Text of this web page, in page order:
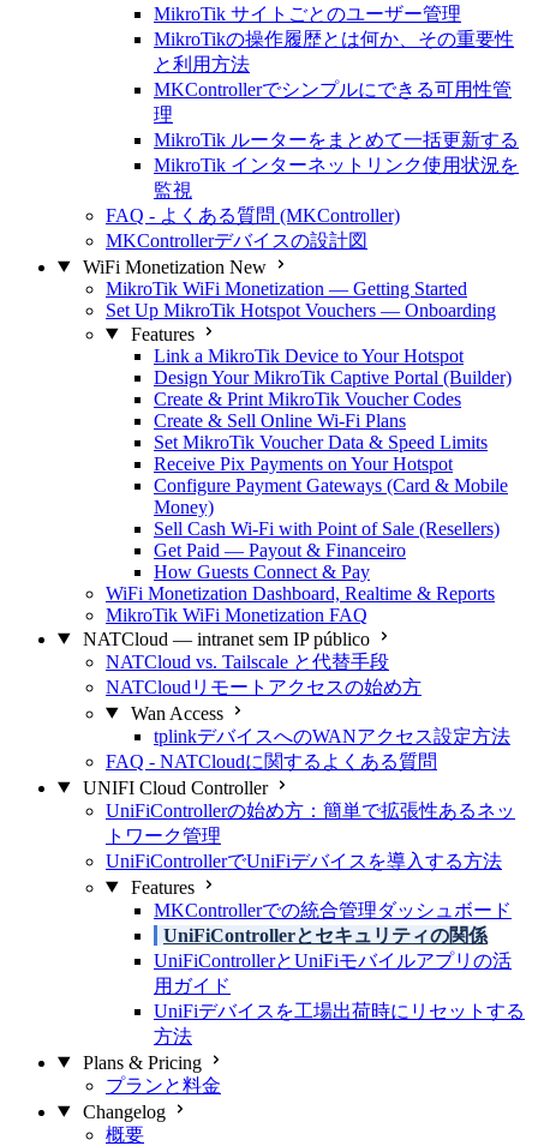
MikroTik サイトごとのユーザー管理
MikroTikの操作履歴とは何か、その重要性
と利用方法
MKControllerでシンプルにできる可用性管
理
MikroTik ルーターをまとめて一括更新する
MikroTik インターネットリンク使用状況を
監視
FAQ - よくある質問 (MKController)
MKControllerデバイスの設計図
WiFi Monetization New
MikroTik WiFi Monetization — Getting Started
Set Up MikroTik Hotspot Vouchers — Onboarding
Features
Link a MikroTik Device to Your Hotspot
Design Your MikroTik Captive Portal (Builder)
Create & Print MikroTik Voucher Codes
Create & Sell Online Wi-Fi Plans
Set MikroTik Voucher Data & Speed Limits
Receive Pix Payments on Your Hotspot
Configure Payment Gateways (Card & Mobile
Money)
Sell Cash Wi-Fi with Point of Sale (Resellers)
Get Paid — Payout & Financeiro
How Guests Connect & Pay
WiFi Monetization Dashboard, Realtime & Reports
MikroTik WiFi Monetization FAQ
NATCloud — intranet sem IP público
NATCloud vs. Tailscale と代替手段
NATCloudリモートアクセスの始め方
Wan Access
tplinkデバイスへのWANアクセス設定方法
FAQ - NATCloudに関するよくある質問
UNIFI Cloud Controller
UniFiControllerの始め方：簡単で拡張性あるネッ
トワーク管理
UniFiControllerでUniFiデバイスを導入する方法
Features
MKControllerでの統合管理ダッシュボード
UniFiControllerとセキュリティの関係
UniFiControllerとUniFiモバイルアプリの活
用ガイド
UniFiデバイスを工場出荷時にリセットする
方法
Plans & Pricing
プランと料金
Changelog
概要